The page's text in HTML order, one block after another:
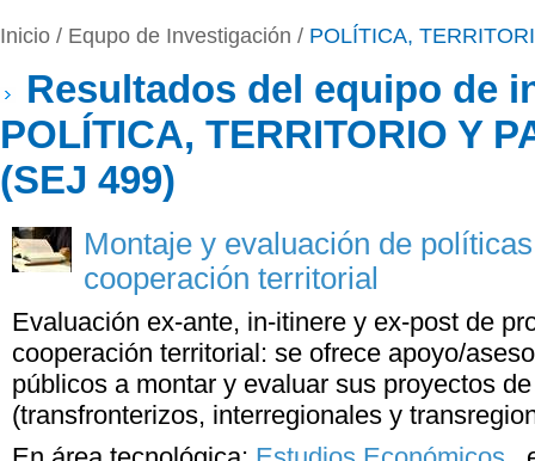
Inicio / Equpo de Investigación / POLÍTICA,
Resultados del equipo de
POLÍTICA, TERRITORIO Y
(SEJ 499)
Montaje y evaluación de
cooperación territorial
Evaluación ex-ante, in-itinere y ex-post de
cooperación territorial: se ofrece apoyo/
públicos a montar y evaluar sus proyectos
(transfronterizos, interregionales y